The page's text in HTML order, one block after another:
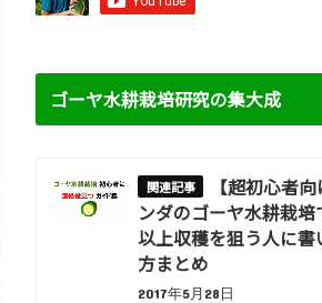
ゴーヤ水耕栽培研究の集大成
【超初心者
ンダのゴーヤ水耕栽培
以上収穫を狙う人に書
方まとめ
2017年5月28日